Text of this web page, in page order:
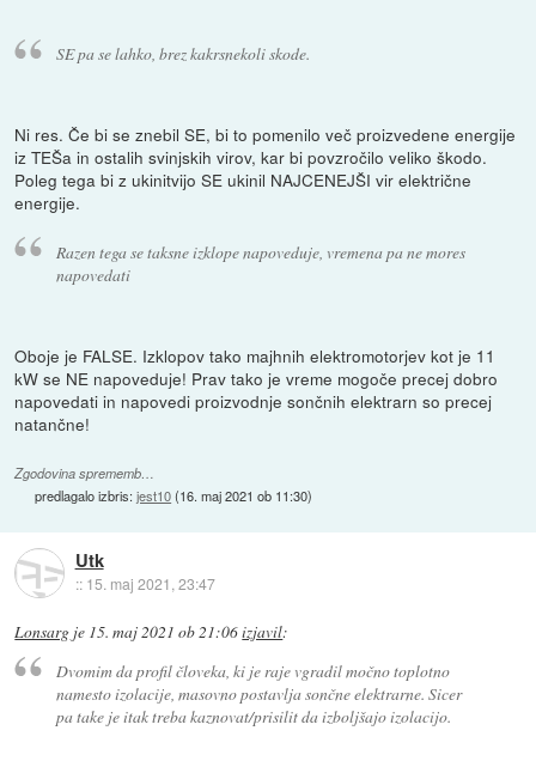
SE pa se lahko, brez kakrsnekoli skode.
Ni res. Če bi se znebil SE, bi to pomenilo več proizvedene energije
iz TEŠa in ostalih svinjskih virov, kar bi povzročilo veliko škodo.
Poleg tega bi z ukinitvijo SE ukinil NAJCENEJŠI vir električne
energije.
Razen tega se taksne izklope napoveduje, vremena pa ne mores
napovedati
Oboje je FALSE. Izklopov tako majhnih elektromotorjev kot je 11
kW se NE napoveduje! Prav tako je vreme mogoče precej dobro
napovedati in napovedi proizvodnje sončnih elektrarn so precej
natančne!
Zgodovina sprememb…
predlagalo izbris:jest10(16. maj 2021 ob 11:30)
Utk
:: 15. maj 2021, 23:47
Lonsarg je 15. maj 2021 ob 21:06izjavil:
Dvomim da profil človeka, ki je raje vgradil močno toplotno
namesto izolacije, masovno postavlja sončne elektrarne. Sicer
pa take je itak treba kaznovat/prisilit da izboljšajo izolacijo.